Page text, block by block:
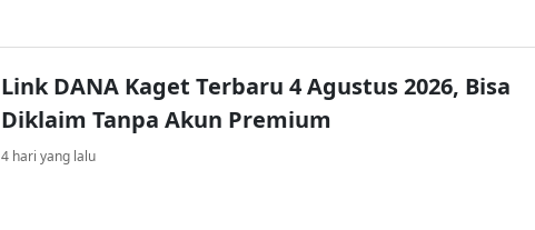
Link DANA Kaget Terbaru 4 Agustus 2026, Bisa
Diklaim Tanpa Akun Premium
4 hari yang lalu